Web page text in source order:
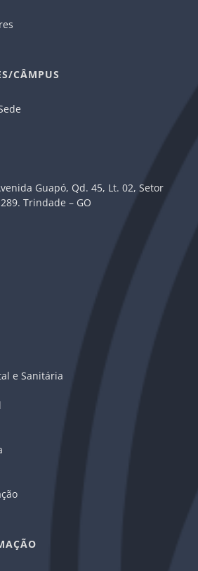
CÂMPUS
Guapó, Qd. 45, Lt. 02, Setor
Trindade – GO
e Sanitária